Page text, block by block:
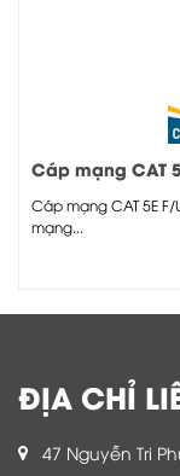
Cáp mạng CAT
Cáp mạng CAT 5E
mạng...
ĐỊA CHỈ
47 Nguyễn Tri